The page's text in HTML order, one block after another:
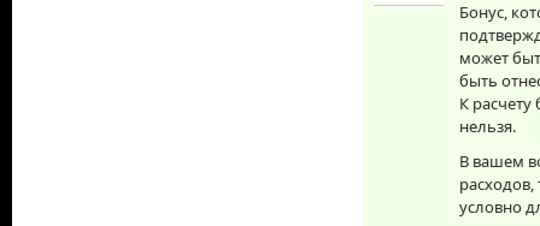
Бонус,
может
быть
К
нельзя.
В вашем
условно